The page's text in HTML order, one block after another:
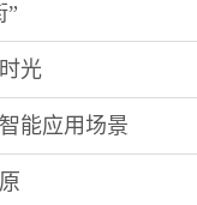
”
人被拘
光
能应用场景